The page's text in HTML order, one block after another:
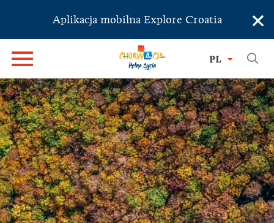
Aplikacja mobilna Explore Croatia ×
PL